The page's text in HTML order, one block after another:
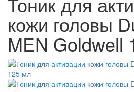
кожи головы
MEN Goldwell